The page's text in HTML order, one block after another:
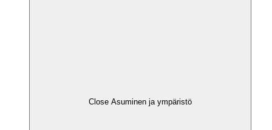
Close Asuminen ja ympäristö